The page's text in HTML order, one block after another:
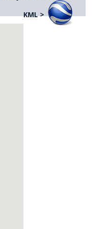
KML >